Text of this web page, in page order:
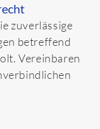
zuverlässige
betreffend
Vereinbaren